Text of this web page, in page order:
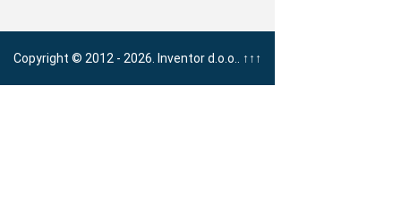
Copyright © 2012 - 2026. Inventor d.o.o.. ↑↑↑